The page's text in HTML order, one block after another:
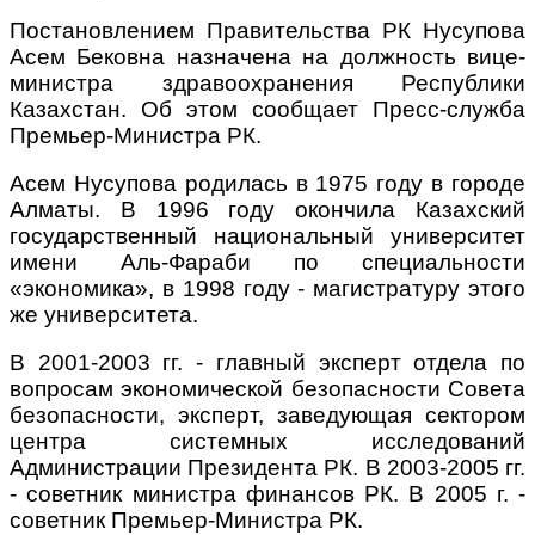
Постановлением Правительства РК Нусупова
Асем Бековна назначена на должность вице-
министра здравоохранения Республики
Казахстан. Об этом сообщает Пресс-служба
Премьер-Министра РК.
Асем Нусупова родилась в 1975 году в городе
Алматы. В 1996 году окончила Казахский
государственный национальный университет
имени Аль-Фараби по специальности
«экономика», в 1998 году - магистратуру этого
же университета.
В 2001-2003 гг. - главный эксперт отдела по
вопросам экономической безопасности Совета
безопасности, эксперт, заведующая сектором
центра системных исследований
Администрации Президента РК. В 2003-2005 гг.
- советник министра финансов РК. В 2005 г. -
советник Премьер-Министра РК.